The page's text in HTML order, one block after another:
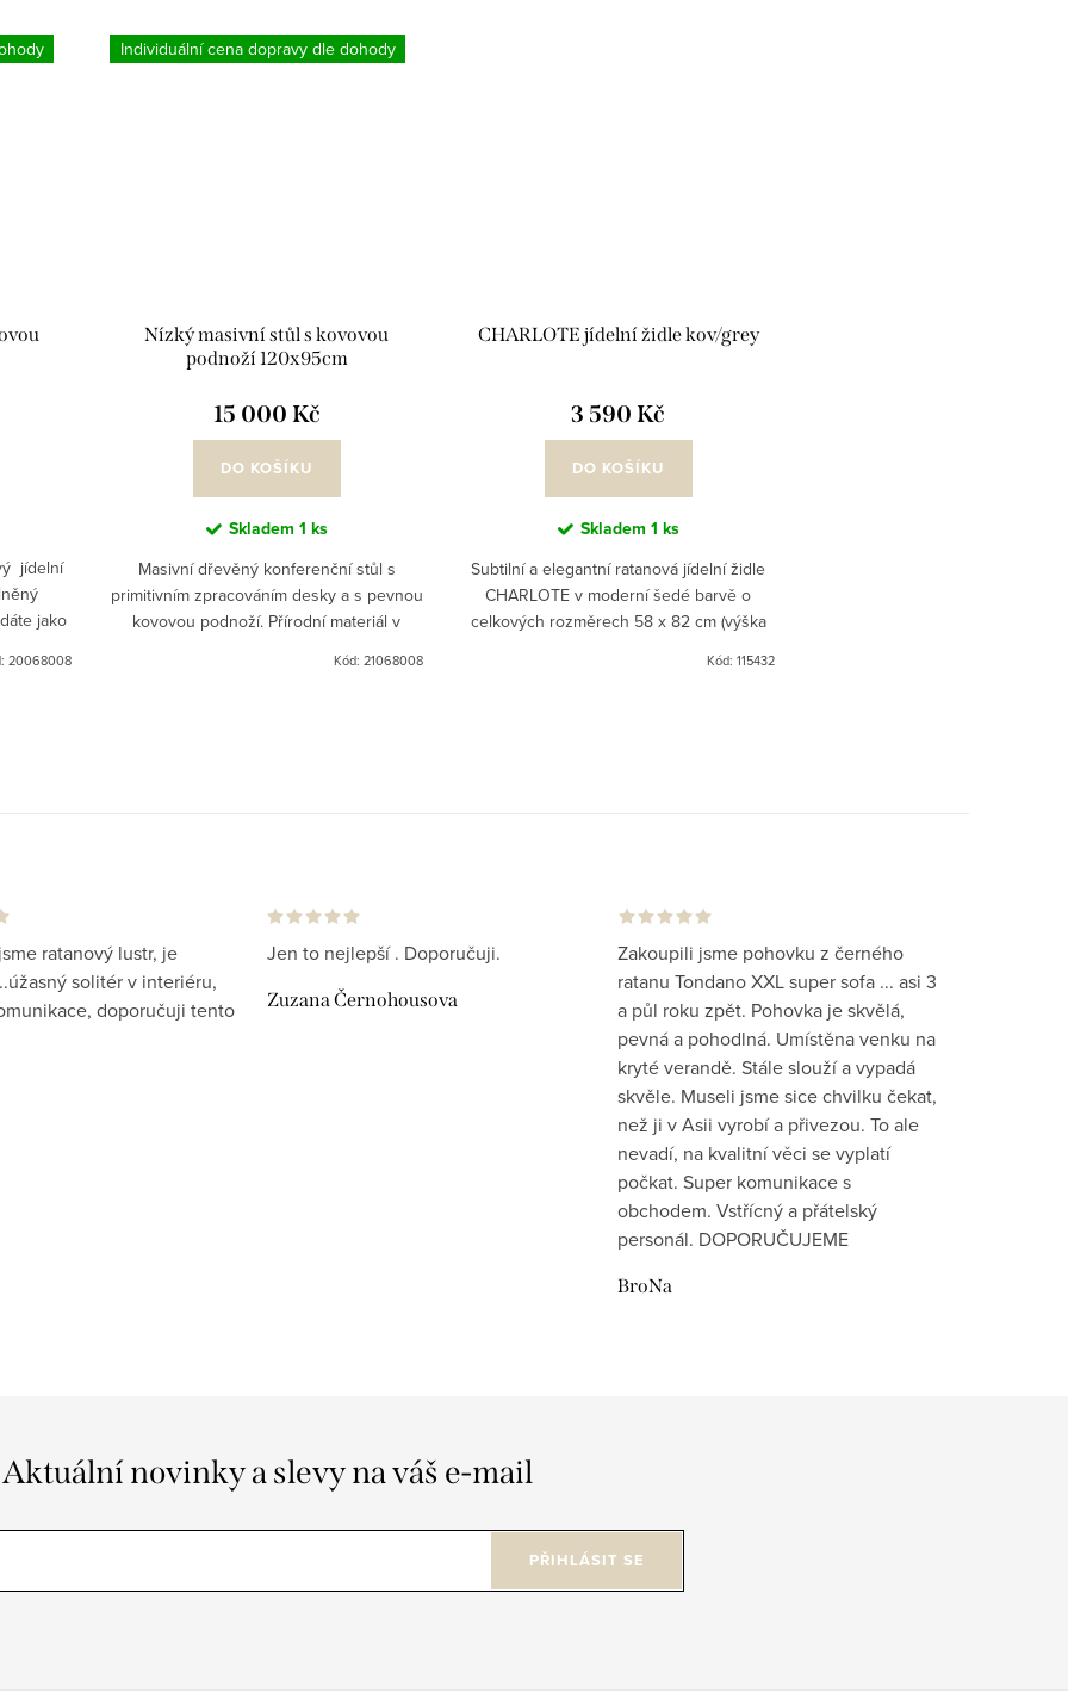
jídelní
jako
20068008
Individuální cena dopravy dle dohody
Nízký masivní stůl s kovovou
podnoží 120x95cm
15 000 Kč
DO KOŠÍKU
Skladem 1 ks
Masivní dřevěný konferenční stůl s
primitivním zpracováním desky a s pevnou
kovovou podnoží. Přírodní materiál v
Kód: 21068008
CHARLOTE jídelní židle kov/grey
3 590 Kč
DO KOŠÍKU
Skladem 1 ks
Subtilní a elegantní ratanová jídelní židle
CHARLOTE v moderní šedé barvě o
celkových rozměrech 58 x 82 cm (výška
Kód: 115432
ratanový lustr, je
solitér v interiéru,
doporučuji tento
Jen to nejlepší . Doporučuji.
Zuzana Černohousova
Zakoupili jsme pohovku z černého
ratanu Tondano XXL super sofa ... asi 3
a půl roku zpět. Pohovka je skvělá,
pevná a pohodlná. Umístěna venku na
kryté verandě. Stále slouží a vypadá
skvěle. Museli jsme sice chvilku čekat,
než ji v Asii vyrobí a přivezou. To ale
nevadí, na kvalitní věci se vyplatí
počkat. Super komunikace s
obchodem. Vstřícný a přátelský
personál. DOPORUČUJEME
BroNa
Aktuální novinky a slevy na váš e-mail
PŘIHLÁSIT SE